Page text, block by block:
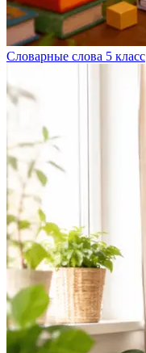
Словарные слова 5 класс